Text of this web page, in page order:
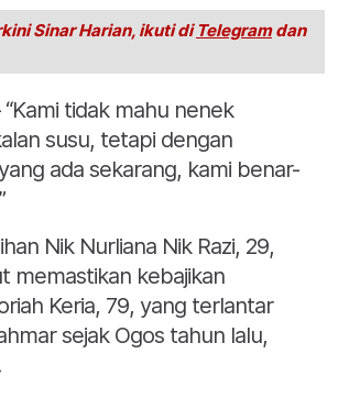
Sinar Harian, ikuti di Telegramdan
“Kami tidak mahu nenek
susu, tetapi dengan
ada sekarang, kami benar-
Nik Nurliana Nik Razi, 29,
memastikan kebajikan
Keria, 79, yang terlantar
sejak Ogos tahun lalu,